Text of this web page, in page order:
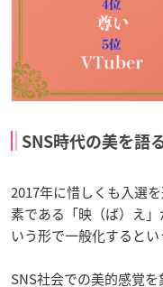
SNS時代の美を語
2017年に惜しくも入選
素である「映（ば）え
いう形で一般化するとい
SNS社会での美的感覚